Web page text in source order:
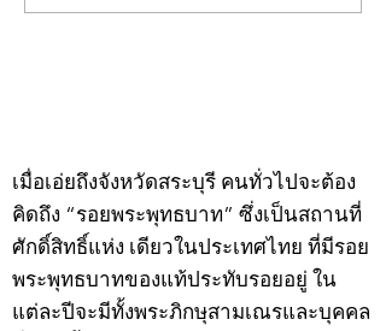
พระ"ประจำพุธที่ 29
เมื่อเอ่ยถึงจังหวัดสระบุรี คนทั่วไปจะต้อง
คิดถึง “รอยพระพุทธบาท” ซึ่งเป็นสถานที่
ศักดิ์สิทธิ์แห่ง เดียวในประเทศไทย ที่มีรอย
พระพุทธบาทของแท้ประทับรอยอยู่ ใน
แต่ละปีจะมีทั้งพระภิกษุสามเณรและบุคคล